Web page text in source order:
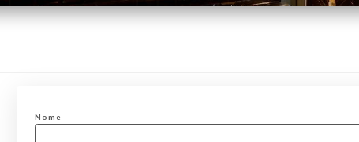
Nome